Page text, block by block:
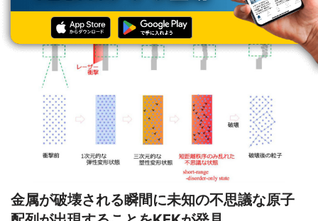
金属が破壊される瞬間に未知の不思議な原子